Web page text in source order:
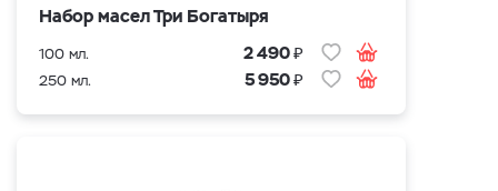
Набор масел Три Богатыря
100 мл. 2 490₽
250 мл. 5 950₽